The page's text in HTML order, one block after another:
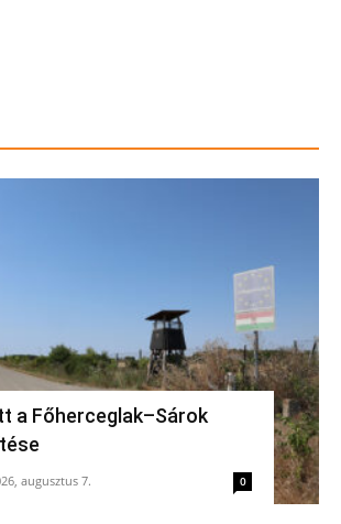
a Főherceglak–Sárok
augusztus 7. 0